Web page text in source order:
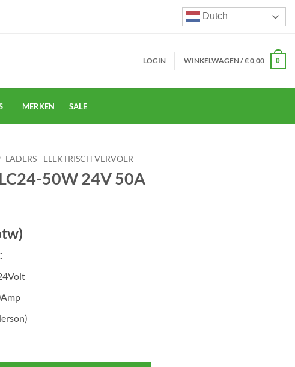
Dutch
LOGIN WINKELWAGEN /€0,00 0
MERKEN SALE
LADERS - ELEKTRISCH VERVOER
50W 24V 50A